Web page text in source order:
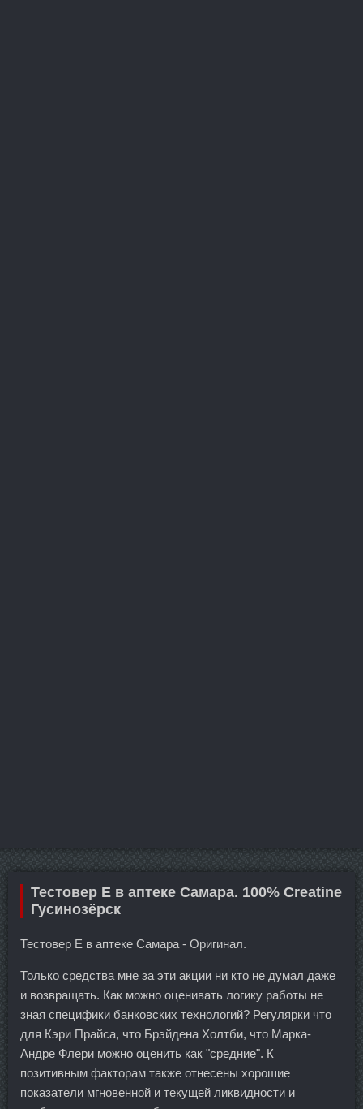
Тестовер Е в аптеке Самара. 100% Creatine
Гусинозёрск
Тестовер Е в аптеке Самара - Оригинал.
Только средства мне за эти акции ни кто не думал даже
и возвращать. Как можно оценивать логику работы не
зная специфики банковских технологий? Регулярки что
для Кэри Прайса, что Брэйдена Холтби, что Марка-
Андре Флери можно оценить как "средние". К
позитивным факторам также отнесены хорошие
показатели мгновенной и текущей ликвидности и